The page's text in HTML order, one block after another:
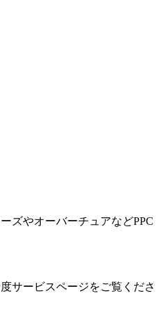
ズやオーバーチュアなどPPC
サービスページをご覧くださ